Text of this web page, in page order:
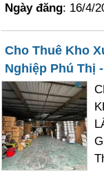
Ngày đăng: 16/4/
Cho Thuê Kho
Nghiệp Phú Thị